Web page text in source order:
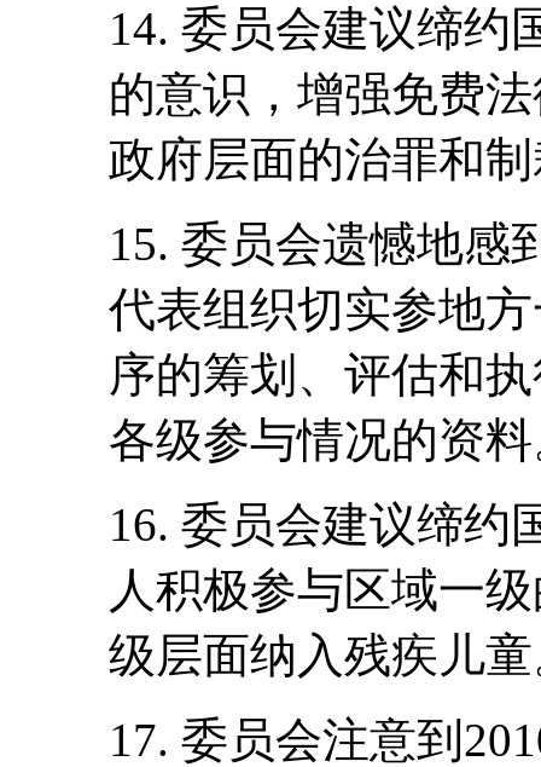
14. 委员会建议缔约
的意识，增强免费
政府层面的治罪和
15. 委员会遗憾地感
代表组织切实参地
序的筹划、评估和
各级参与情况的资
16. 委员会建议缔约
人积极参与区域一
级层面纳入残疾儿
17. 委员会注意到